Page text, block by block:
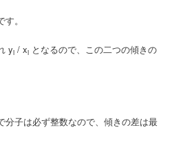
。
yi / xi となるので、この二つの傾きの
分子は必ず整数なので、傾きの差は最